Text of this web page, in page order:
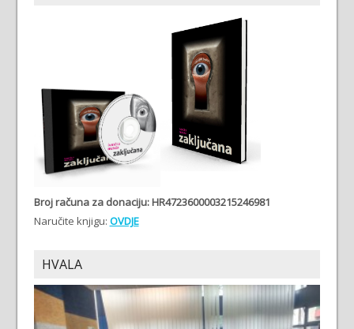
Broj računa za donaciju: HR4723600003215246981
Naručite knjigu: OVDJE
HVALA